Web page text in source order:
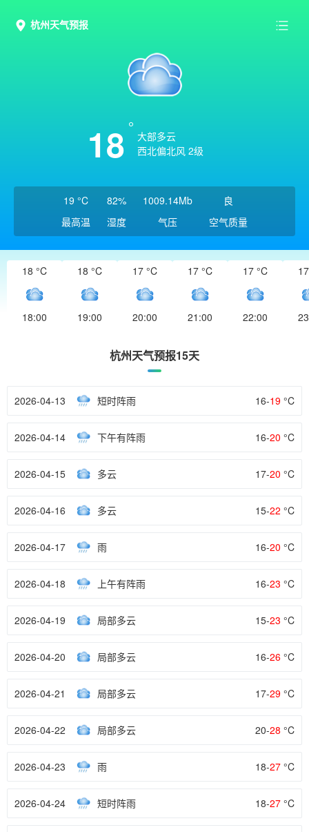
杭州天气预报
18
大部多云
西北偏北风 2级
19 °C
最高温
82%
湿度
1009.14Mb
气压
良
空气质量
18 °C
18:00
18 °C
19:00
17 °C
20:00
17 °C
21:00
17 °C
22:00
杭州天气预报15天
2026-04-13 短时阵雨 16-19 °C
2026-04-14 下午有阵雨 16-20 °C
2026-04-15 多云 17-20 °C
2026-04-16 多云 15-22 °C
2026-04-17 雨 16-20 °C
2026-04-18 上午有阵雨 16-23 °C
2026-04-19 局部多云 15-23 °C
2026-04-20 局部多云 16-26 °C
2026-04-21 局部多云 17-29 °C
2026-04-22 局部多云 20-28 °C
2026-04-23 雨 18-27 °C
2026-04-24 短时阵雨 18-27 °C